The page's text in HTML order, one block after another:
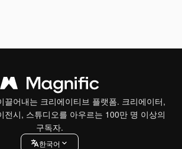
끌어내는 크리에이티브 플랫폼. 크리에이터,
전시, 스튜디오를 아우르는 100만 명 이상의
구독자.
한국어